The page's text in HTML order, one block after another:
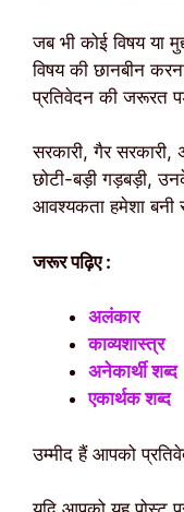
जब भी कोई विषय या
विषय की छानबीन
प्रतिवेदन की जरूरत
सरकारी, गैर सरकारी,
छोटी-बड़ी गड़बड़ी,
आवश्यकता हमेशा बनी
जरूर पढ़िए :
अलंकार
काव्यशास्त्र
अनेकार्थी शब्द
एकार्थक शब्द
उम्मीद हैं आपको